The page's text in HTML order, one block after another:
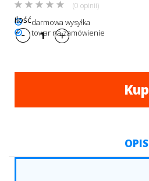
Przyczepy
samochodowe
(0 opinii)
darmowa wysyłka
towar na zamówienie
ilość
Kup
OPIS